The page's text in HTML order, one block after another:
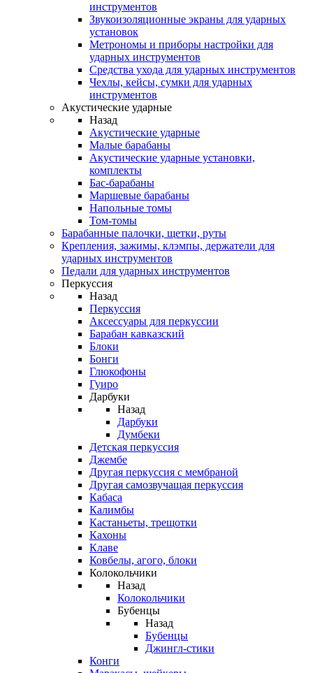
инструментов
Звукоизоляционные экраны для ударных
установок
Метрономы и приборы настройки для
ударных инструментов
Средства ухода для ударных инструментов
Чехлы, кейсы, сумки для ударных
инструментов
Акустические ударные
Назад
Акустические ударные
Mалые барабаны
Акустические ударные установки,
комплекты
Бас-барабаны
Маршевые барабаны
Напольные томы
Том-томы
Барабанные палочки, щетки, руты
Крепления, зажимы, клэмпы, держатели для
ударных инструментов
Педали для ударных инструментов
Перкуссия
Назад
Перкуссия
Аксессуары для перкуссии
Барабан кавказский
Блоки
Бонги
Глюкофоны
Гуиро
Дарбуки
Назад
Дарбуки
Думбеки
Детская перкуссия
Джембе
Другая перкуссия с мембраной
Другая самозвучащая перкуссия
Кабаса
Калимбы
Кастаньеты, трещотки
Кахоны
Клаве
Ковбелы, агого, блоки
Колокольчики
Назад
Колокольчики
Бубенцы
Назад
Бубенцы
Джингл-стики
Конги